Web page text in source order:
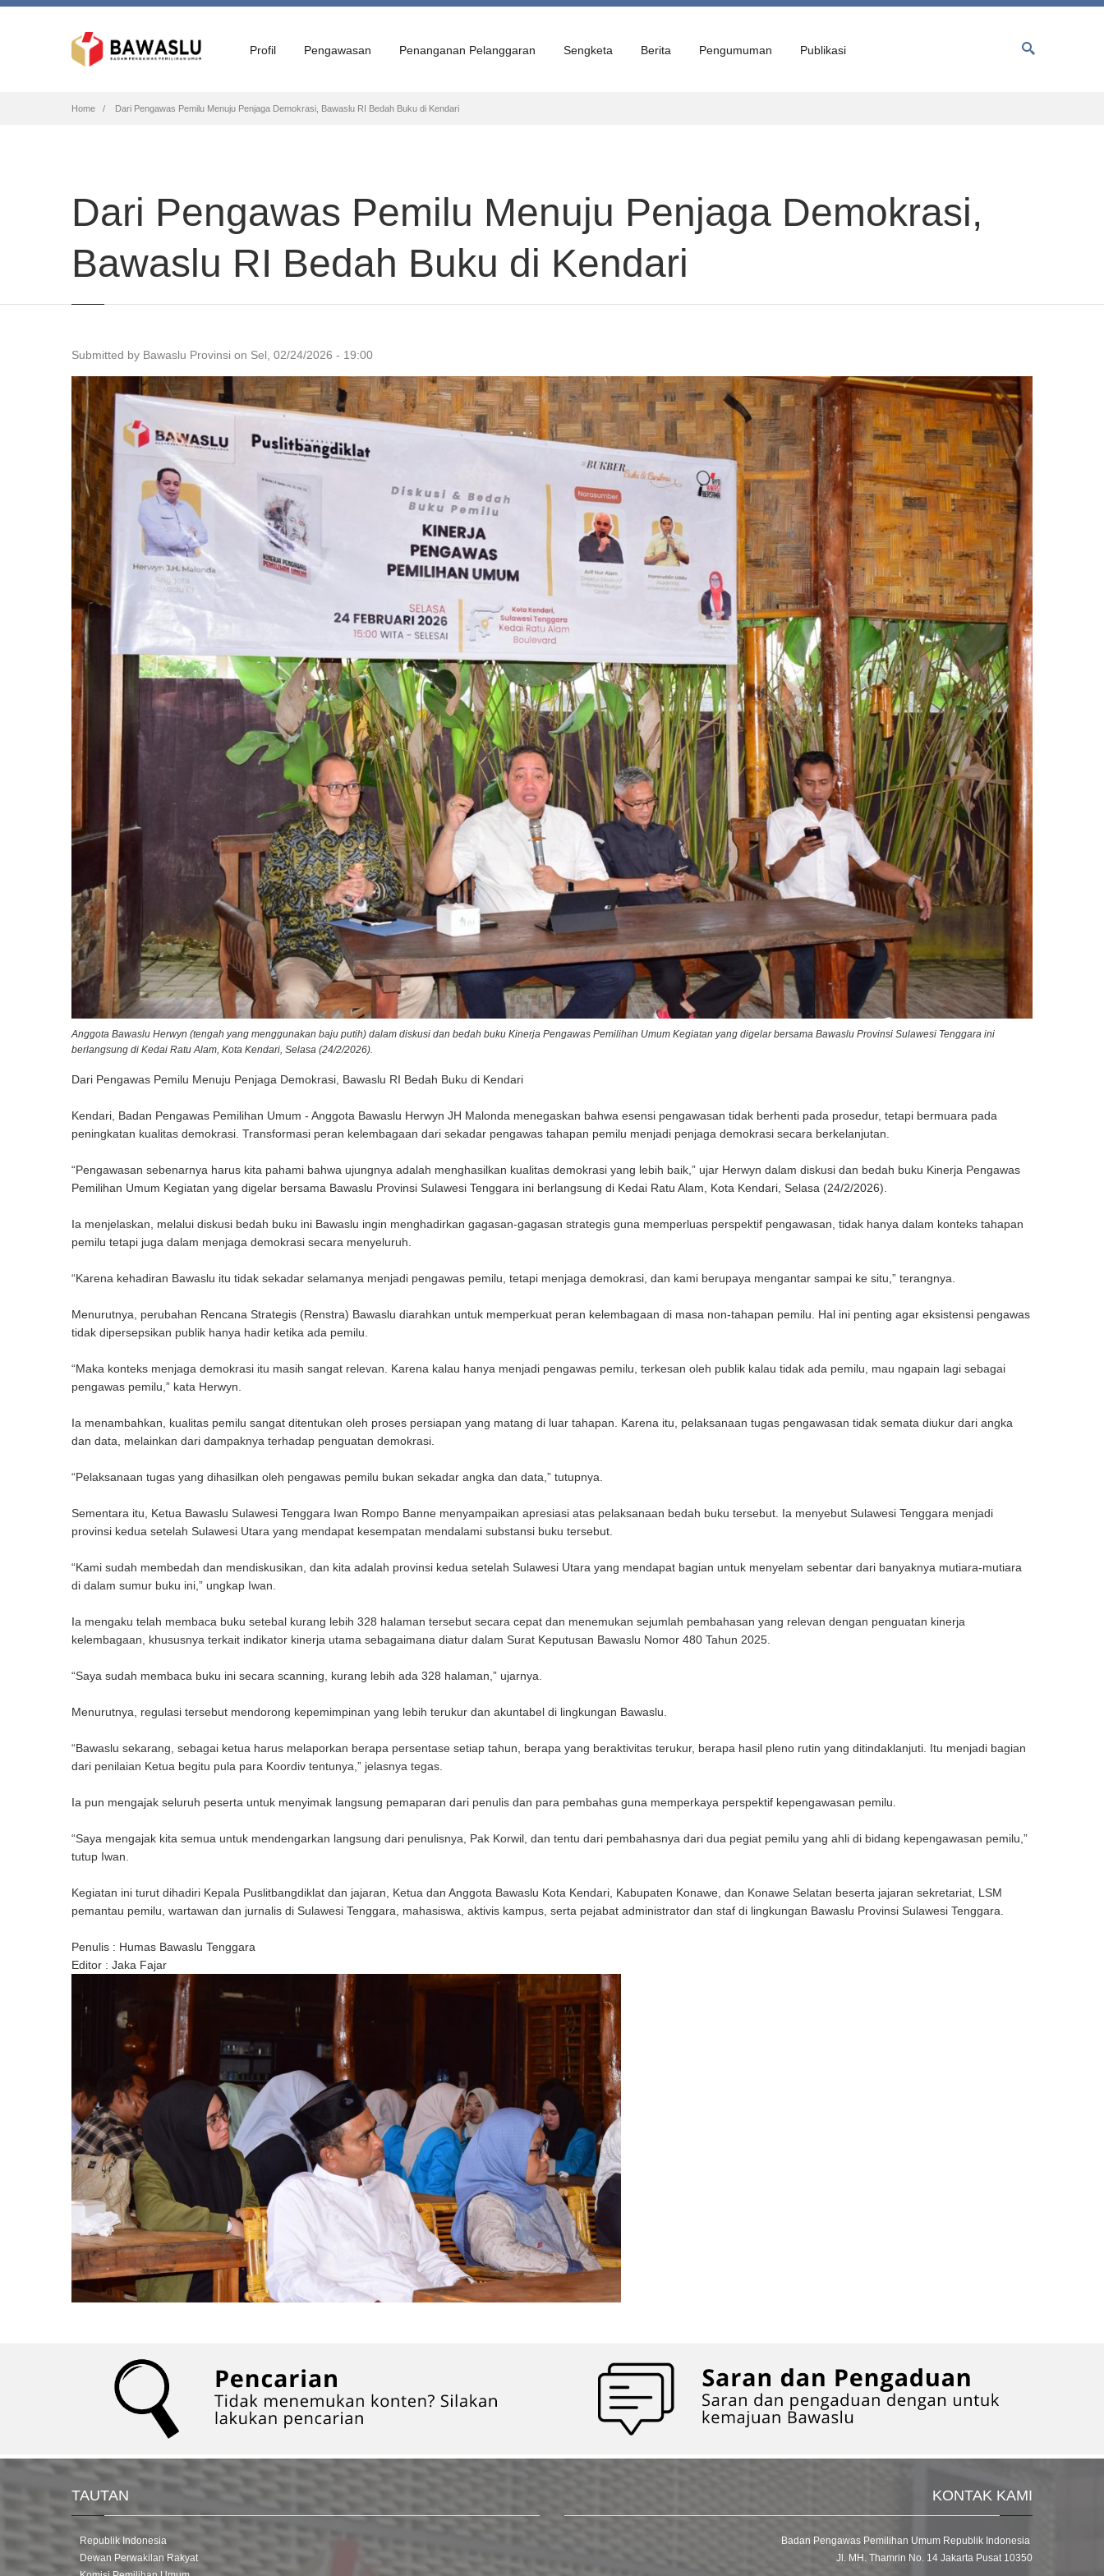
Profil Pengawasan Penanganan Pelanggaran Sengketa Berita Pengumuman Publikasi
Breadcrumb
Home Dari Pengawas Pemilu Menuju Penjaga Demokrasi, Bawaslu RI Bedah Buku di Kendari
Dari Pengawas Pemilu Menuju Penjaga Demokrasi,
Bawaslu RI Bedah Buku di Kendari
Submitted by Bawaslu Provinsi on Sel, 02/24/2026 - 19:00
Anggota Bawaslu Herwyn (tengah yang menggunakan baju putih) dalam diskusi dan bedah buku Kinerja Pengawas Pemilihan Umum Kegiatan yang digelar bersama Bawaslu Provinsi Sulawesi Tenggara ini
berlangsung di Kedai Ratu Alam, Kota Kendari, Selasa (24/2/2026).
Dari Pengawas Pemilu Menuju Penjaga Demokrasi, Bawaslu RI Bedah Buku di Kendari
Kendari, Badan Pengawas Pemilihan Umum - Anggota Bawaslu Herwyn JH Malonda menegaskan bahwa esensi pengawasan tidak berhenti pada prosedur, tetapi bermuara pada
peningkatan kualitas demokrasi. Transformasi peran kelembagaan dari sekadar pengawas tahapan pemilu menjadi penjaga demokrasi secara berkelanjutan.
“Pengawasan sebenarnya harus kita pahami bahwa ujungnya adalah menghasilkan kualitas demokrasi yang lebih baik,” ujar Herwyn dalam diskusi dan bedah buku Kinerja Pengawas
Pemilihan Umum Kegiatan yang digelar bersama Bawaslu Provinsi Sulawesi Tenggara ini berlangsung di Kedai Ratu Alam, Kota Kendari, Selasa (24/2/2026).
Ia menjelaskan, melalui diskusi bedah buku ini Bawaslu ingin menghadirkan gagasan-gagasan strategis guna memperluas perspektif pengawasan, tidak hanya dalam konteks tahapan
pemilu tetapi juga dalam menjaga demokrasi secara menyeluruh.
“Karena kehadiran Bawaslu itu tidak sekadar selamanya menjadi pengawas pemilu, tetapi menjaga demokrasi, dan kami berupaya mengantar sampai ke situ,” terangnya.
Menurutnya, perubahan Rencana Strategis (Renstra) Bawaslu diarahkan untuk memperkuat peran kelembagaan di masa non-tahapan pemilu. Hal ini penting agar eksistensi pengawas
tidak dipersepsikan publik hanya hadir ketika ada pemilu.
“Maka konteks menjaga demokrasi itu masih sangat relevan. Karena kalau hanya menjadi pengawas pemilu, terkesan oleh publik kalau tidak ada pemilu, mau ngapain lagi sebagai
pengawas pemilu,” kata Herwyn.
Ia menambahkan, kualitas pemilu sangat ditentukan oleh proses persiapan yang matang di luar tahapan. Karena itu, pelaksanaan tugas pengawasan tidak semata diukur dari angka
dan data, melainkan dari dampaknya terhadap penguatan demokrasi.
“Pelaksanaan tugas yang dihasilkan oleh pengawas pemilu bukan sekadar angka dan data,” tutupnya.
Sementara itu, Ketua Bawaslu Sulawesi Tenggara Iwan Rompo Banne menyampaikan apresiasi atas pelaksanaan bedah buku tersebut. Ia menyebut Sulawesi Tenggara menjadi
provinsi kedua setelah Sulawesi Utara yang mendapat kesempatan mendalami substansi buku tersebut.
“Kami sudah membedah dan mendiskusikan, dan kita adalah provinsi kedua setelah Sulawesi Utara yang mendapat bagian untuk menyelam sebentar dari banyaknya mutiara-mutiara
di dalam sumur buku ini,” ungkap Iwan.
Ia mengaku telah membaca buku setebal kurang lebih 328 halaman tersebut secara cepat dan menemukan sejumlah pembahasan yang relevan dengan penguatan kinerja
kelembagaan, khususnya terkait indikator kinerja utama sebagaimana diatur dalam Surat Keputusan Bawaslu Nomor 480 Tahun 2025.
“Saya sudah membaca buku ini secara scanning, kurang lebih ada 328 halaman,” ujarnya.
Menurutnya, regulasi tersebut mendorong kepemimpinan yang lebih terukur dan akuntabel di lingkungan Bawaslu.
“Bawaslu sekarang, sebagai ketua harus melaporkan berapa persentase setiap tahun, berapa yang beraktivitas terukur, berapa hasil pleno rutin yang ditindaklanjuti. Itu menjadi bagian
dari penilaian Ketua begitu pula para Koordiv tentunya,” jelasnya tegas.
Ia pun mengajak seluruh peserta untuk menyimak langsung pemaparan dari penulis dan para pembahas guna memperkaya perspektif kepengawasan pemilu.
“Saya mengajak kita semua untuk mendengarkan langsung dari penulisnya, Pak Korwil, dan tentu dari pembahasnya dari dua pegiat pemilu yang ahli di bidang kepengawasan pemilu,”
tutup Iwan.
Kegiatan ini turut dihadiri Kepala Puslitbangdiklat dan jajaran, Ketua dan Anggota Bawaslu Kota Kendari, Kabupaten Konawe, dan Konawe Selatan beserta jajaran sekretariat, LSM
pemantau pemilu, wartawan dan jurnalis di Sulawesi Tenggara, mahasiswa, aktivis kampus, serta pejabat administrator dan staf di lingkungan Bawaslu Provinsi Sulawesi Tenggara.
Penulis : Humas Bawaslu Tenggara
Editor : Jaka Fajar
TAUTAN
Republik Indonesia
Dewan Perwakilan Rakyat
KONTAK KAMI
Badan Pengawas Pemilihan Umum Republik Indonesia
Jl. MH. Thamrin No. 14 Jakarta Pusat 10350